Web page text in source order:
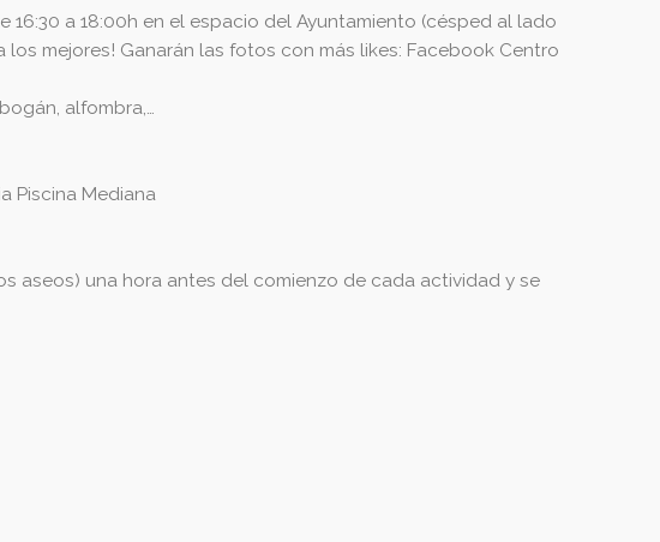
a 18:00h en el espacio del Ayuntamiento (césped al lado
los mejores! Ganarán las fotos con más likes: Facebook Centro
alfombra,…
Piscina Mediana
aseos) una hora antes del comienzo de cada actividad y se